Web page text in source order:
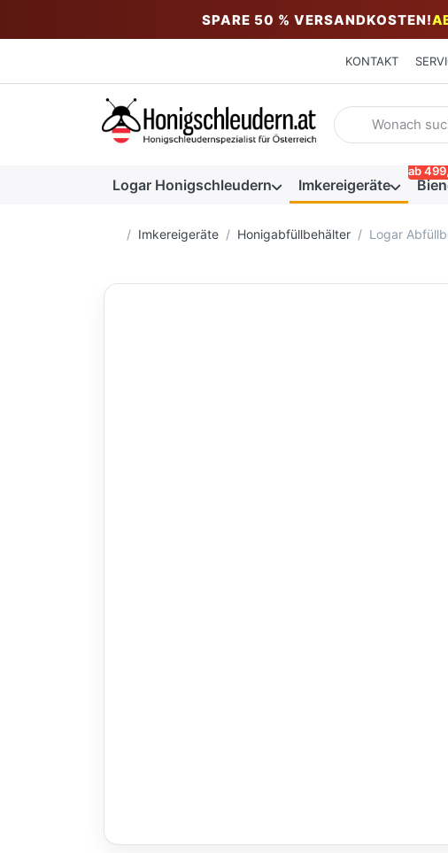
SPARE 50 % VERSANDKOSTEN!
KONTAKT
Geben Sie einen
Logar Honigschleudern Imkereigeräte
ab
Startseite
Imkereigeräte Honigabfüllbehälter Logar